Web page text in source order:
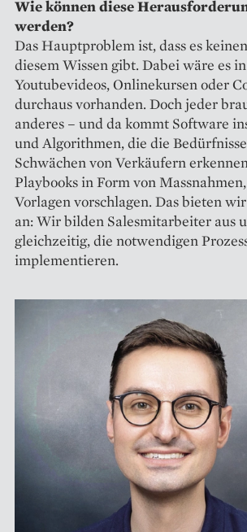
Wie können diese
werden?
Das Hauptproblem ist, dass es
diesem Wissen gibt. Dabei wäre es
Youtubevideos, Onlinekursen oder
durchaus vorhanden. Doch jeder
anderes – und da kommt Software
und Algorithmen, die die
Schwächen von Verkäufern
Playbooks in Form von
Vorlagen vorschlagen. Das bieten
an: Wir bilden Salesmitarbeiter aus
gleichzeitig, die notwendigen
implementieren.